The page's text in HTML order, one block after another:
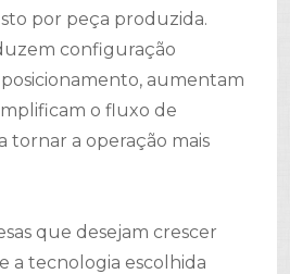
por peça produzida.
configuração
aumentam
o fluxo de
tornar a operação mais
que desejam crescer
a tecnologia escolhida